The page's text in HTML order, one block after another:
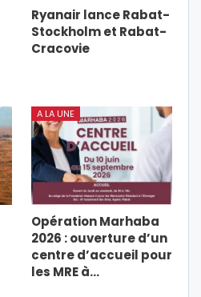
Ryanair lance Rabat-
Stockholm et Rabat-
Cracovie
A LA UNE
Opération Marhaba
2026 : ouverture d’un
centre d’accueil pour
les MRE à…